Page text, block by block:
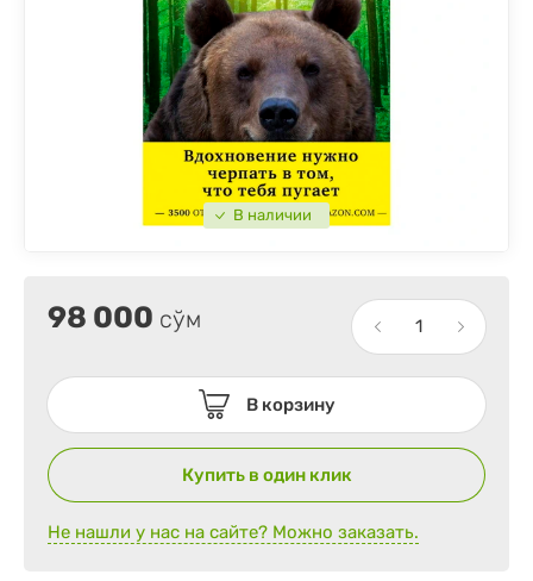
В наличии
98 000 сўм
В корзину
Купить в один клик
Не нашли у нас на сайте? Можно заказать.